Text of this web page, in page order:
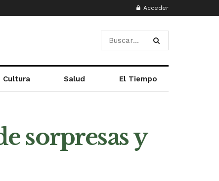
Acceder
Cultura Salud El Tiempo
sorpresas y